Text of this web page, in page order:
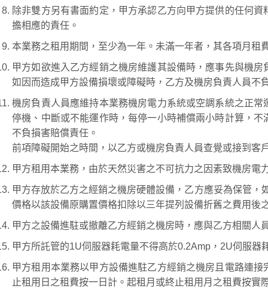
除非雙方另有書面約定，甲方承認乙方向甲方提供的任何
擔相應的責任。
本業務之租用期間，至少為一年。未滿一年者，其各項月
甲方如欲進入乙方經銷之機房維護其設備時，應事先與機
如因而造成甲方設備損壞或障礙時，乙方及機房負責人員不
機房負責人員應維持本業務機房電力系統或空調系統之正
停機、中斷或不能運作時，每停一小時補償兩小時計算，
不負損害賠償責任。
前項障礙開始之時間，以乙方或機房負責人員查覺或接到
甲方租用本業務，由於天然災害之不可抗力之因素致機房
甲方存放於乙方之經銷之機房硬體設備，乙方應妥為保管
價格以該設備原購置價格扣除以三年提列設備折舊之費用
甲方之設備進駐或撤離乙方經銷之機房時，應與乙方相關人
甲方所託管的1U伺服器耗電量不得高於0.2Amp，2U伺服
甲方租用本業務以甲方設備進駐乙方經銷之機房且電路連
止租用日之租費按一日計。起租月或終止租用月之租費按